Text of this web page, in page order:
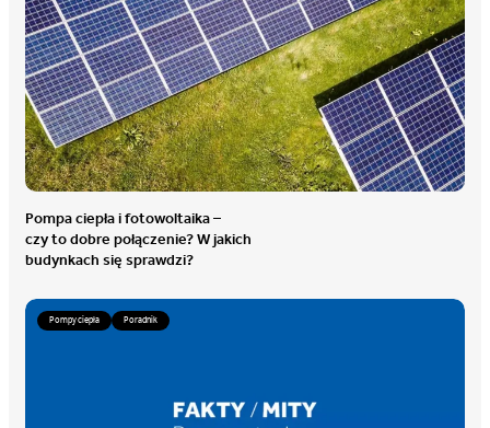
Pompa ciepła i fotowoltaika –
czy to dobre połączenie? W jakich
budynkach się sprawdzi?
Pompy ciepła Poradnik